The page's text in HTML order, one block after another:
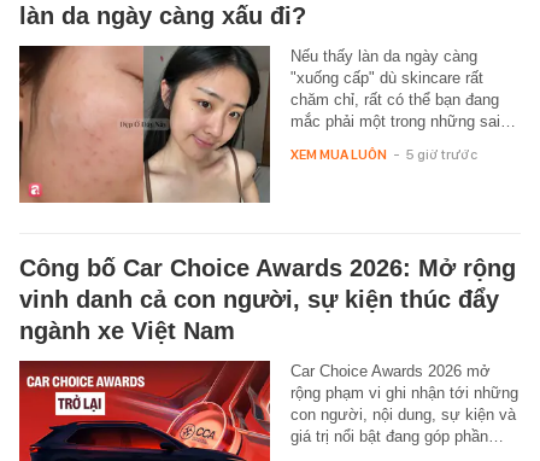
làn da ngày càng xấu đi?
Nếu thấy làn da ngày càng
"xuống cấp" dù skincare rất
chăm chỉ, rất có thể bạn đang
mắc phải một trong những sai…
XEM MUA LUÔN - 5 giờ trước
Công bố Car Choice Awards 2026: Mở rộng
vinh danh cả con người, sự kiện thúc đẩy
ngành xe Việt Nam
Car Choice Awards 2026 mở
rộng phạm vi ghi nhận tới những
con người, nội dung, sự kiện và
giá trị nổi bật đang góp phần…